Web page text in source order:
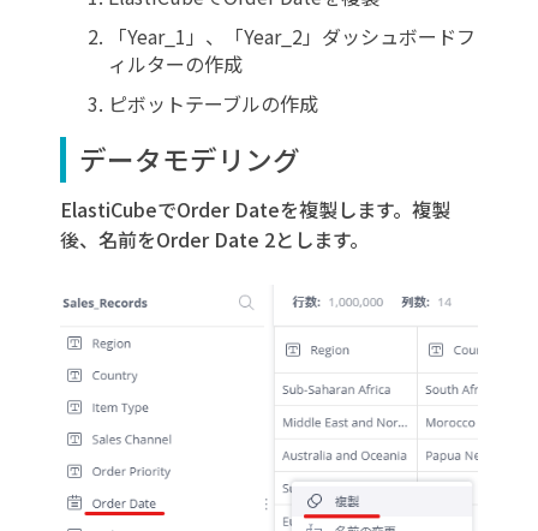
「Year_1」、「Year_2」ダッシュボードフ
ィルターの作成
ピボットテーブルの作成
データモデリング
ElastiCubeでOrder Dateを複製します。複製
後、名前をOrder Date 2とします。